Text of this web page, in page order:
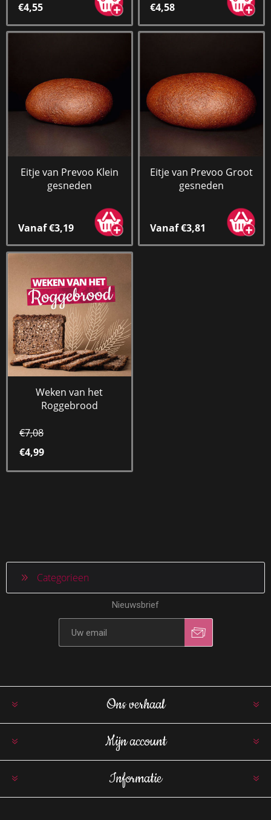
€4,55 €4,58
Eitje van Prevoo Klein
gesneden
Vanaf €3,19
Eitje van Prevoo Groot
gesneden
Vanaf €3,81
Weken van het
Roggebrood
€7,08
€4,99
Categorieen
Nieuwsbrief
Ons verhaal
Mijn account
Informatie